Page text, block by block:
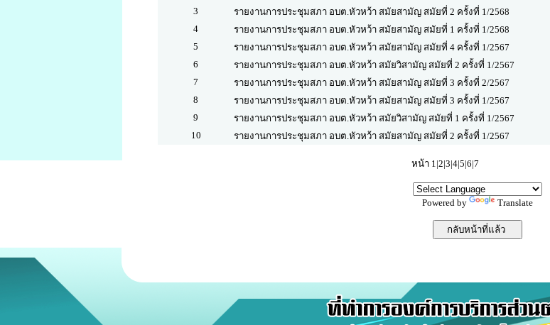
3
รายงานการประชุมสภา อบต.หัวหว้า สมัยสามัญ สมัยที่ 2 ครั้งที่ 1/2568
4
รายงานการประชุมสภา อบต.หัวหว้า สมัยสามัญ สมัยที่ 1 ครั้งที่ 1/2568
5
รายงานการประชุมสภา อบต.หัวหว้า สมัยสามัญ สมัยที่ 4 ครั้งที่ 1/2567
6
รายงานการประชุมสภา อบต.หัวหว้า สมัยวิสามัญ สมัยที่ 2 ครั้งที่ 1/2567
7
รายงานการประชุมสภา อบต.หัวหว้า สมัยสามัญ สมัยที่ 3 ครั้งที่ 2/2567
8
รายงานการประชุมสภา อบต.หัวหว้า สมัยสามัญ สมัยที่ 3 ครั้งที่ 1/2567
9
รายงานการประชุมสภา อบต.หัวหว้า สมัยวิสามัญ สมัยที่ 1 ครั้งที่ 1/2567
10
รายงานการประชุมสภา อบต.หัวหว้า สมัยสามัญ สมัยที่ 2 ครั้งที่ 1/2567
หน้า 1|2|3|4|5|6|7
Powered by Translate